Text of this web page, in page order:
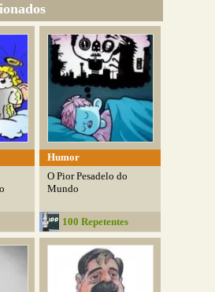
Humor
O Pior Pesadelo do
Mundo
100 Repetentes